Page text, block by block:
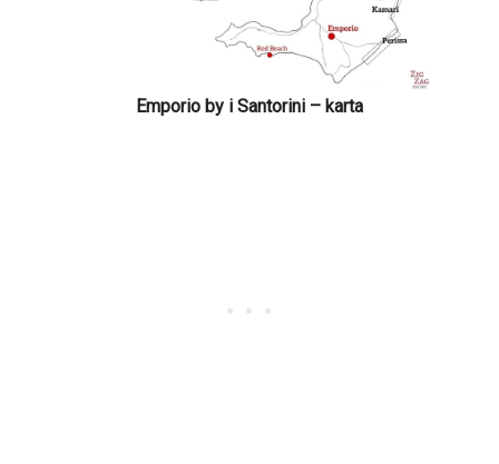
Emporio by i Santorini – karta